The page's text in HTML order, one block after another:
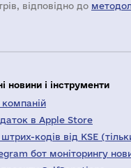
відповідно до
новини і інструменти
в Apple Store
кодів від KSE
бот моніторингу